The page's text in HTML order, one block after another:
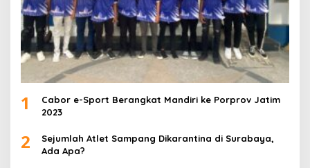
1
Cabor e-Sport Berangkat Mandiri ke Porprov Jatim
2023
2
Sejumlah Atlet Sampang Dikarantina di Surabaya,
Ada Apa?